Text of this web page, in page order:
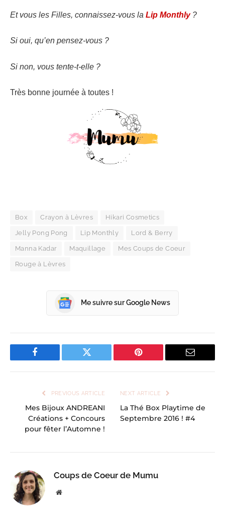
Et vous les Filles, connaissez-vous la Lip Monthly?
Si oui, qu’en pensez-vous ?
Si non, vous tente-t-elle ?
Très bonne journée à toutes !
Box Crayon à Lèvres Hikari Cosmetics
Jelly Pong Pong Lip Monthly Lord & Berry
Manna Kadar Maquillage Mes Coups de Coeur
Rouge à Lèvres
Me suivre sur Google News
Facebook Twitter Pinterest Email
PREVIOUS ARTICLE
Mes Bijoux ANDREANI
Créations + Concours
pour fêter l’Automne !
NEXT ARTICLE
La Thé Box Playtime de
Septembre 2016 ! #4
Coups de Coeur de Mumu
Website